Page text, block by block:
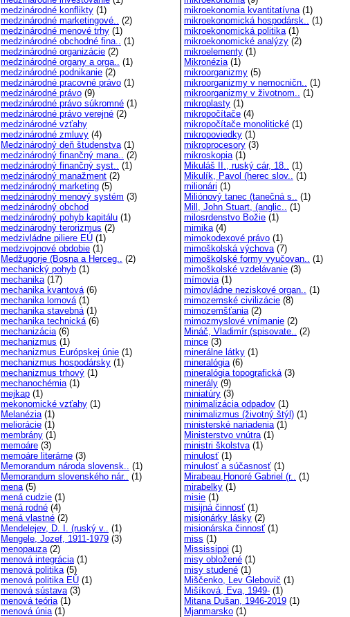
medzinárodné konflikty (1)
medzinárodné marketingové.. (2)
medzinárodné menové trhy (1)
medzinárodné obchodné fina.. (1)
medzinárodné organizácie (2)
medzinárodné organy a orga.. (1)
medzinárodné podnikanie (2)
medzinárodné pracovné právo (1)
medzinárodné právo (9)
medzinárodné právo súkromné (1)
medzinárodné právo verejné (2)
medzinárodné vzťahy
medzinárodné zmluvy (4)
Medzinárodný deň študenstva(1)
medzinárodný finančný mana.. (2)
medzinárodný finančný syst.. (1)
medzinárodný manažment (2)
medzinárodný marketing (5)
medzinárodný menový systém (3)
medzinárodný obchod
medzinárodný pohyb kapitálu (1)
medzinárodný terorizmus (2)
medzivládne piliere EÚ (1)
medzivojnové obdobie (1)
Medžugorje (Bosna a Herceg.. (2)
mechanický pohyb (1)
mechanika(17)
mechanika kvantová(6)
mechanika lomová(1)
mechanika stavebná(1)
mechanika technická(6)
mechanizácia(6)
mechanizmus (1)
mechanizmus Európskej únie (1)
mechanizmus hospodársky (1)
mechanizmus trhový (1)
mechanochémia(1)
mejkap (1)
mekonomické vzťahy (1)
Melanézia(1)
meliorácie (1)
membrány (1)
memoáre (3)
memoáre literárne (3)
Memorandum národa slovensk.. (1)
Memorandum slovenského nár.. (1)
mena(5)
mená cudzie (1)
mená rodné (4)
mená vlastné (2)
Mendelejev, D. I. (ruský v.. (1)
Mengele, Jozef, 1911-1979 (3)
menopauza(2)
menová integrácia(1)
menová politika(5)
menová politika EÚ (1)
menová sústava(3)
menová teória(1)
menová únia(1)
mikroekonomia kvantitatívna(1)
mikroekonomická hospodársk.. (1)
mikroekonomická politika(1)
mikroekonomické analýzy (2)
mikroelementy (1)
Mikronézia(1)
mikroorganizmy (5)
mikroorganizmy v nemocničn.. (1)
mikroorganizmy v životnom.. (1)
mikroplasty (1)
mikropočítače (4)
mikropočítače monolitické (1)
mikropoviedky (1)
mikroprocesory (3)
mikroskopia(1)
Mikuláš II., ruský cár, 18.. (1)
Mikulík, Pavol (herec slov.. (1)
milionári (1)
Miliónový tanec (tanečná s.. (1)
Mill, John Stuart, (anglic.. (1)
milosrdenstvo Božie (1)
mimika(4)
mimokodexové právo (1)
mimoškolská výchova(7)
mimoškolské formy vyučovan.. (1)
mimoškolské vzdelávanie (3)
mímovia(1)
mimovládne neziskové organ.. (1)
mimozemské civilizácie (8)
mimozemšťania(2)
mimozmyslové vnímanie (2)
Mináč, Vladimír (spisovate.. (2)
mince (3)
minerálne látky (1)
mineralógia(6)
mineralógia topografická(3)
minerály (9)
miniatúry (3)
minimalizácia odpadov (1)
minimalizmus (životný štýl) (1)
ministerské nariadenia(1)
Ministerstvo vnútra(1)
ministri školstva(1)
minulosť (1)
minulosť a súčasnosť (1)
Mirabeau,Honoré Gabriel (r.. (1)
mirabelky (1)
misie (1)
misijná činnosť (1)
misionárky lásky (2)
misionárska činnosť (1)
miss (1)
Mississippi (1)
misy obložené (1)
misy studené (1)
Miščenko, Lev Glebovič (1)
Mišíková, Eva, 1949- (1)
Mitana Dušan, 1946-2019 (1)
Mjanmarsko (1)